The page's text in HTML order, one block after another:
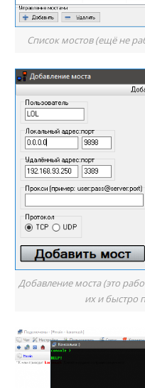
Список мостов (ещё не
Добавление моста (это
их и быстро